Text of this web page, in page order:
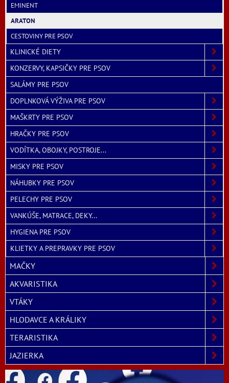
EMINENT
ARATON
CESTOVINY PRE PSOV
KLINICKÉ DIETY
KONZERVY, KAPSIČKY PRE PSOV
SALÁMY PRE PSOV
DOPLNKOVÁ VÝŽIVA PRE PSOV
MAŠKRTY PRE PSOV
HRAČKY PRE PSOV
VODÍTKA, OBOJKY, POSTROJE...
MISKY PRE PSOV
NÁHUBKY PRE PSOV
PELECHY PRE PSOV
VANKÚŠE, MATRACE, DEKY...
HYGIENA PRE PSOV
KLIETKY A PREPRAVKY PRE PSOV
MAČKY
AKVARISTIKA
VTÁKY
HLODAVCE A KRÁLIKY
TERARISTIKA
JAZIERKA